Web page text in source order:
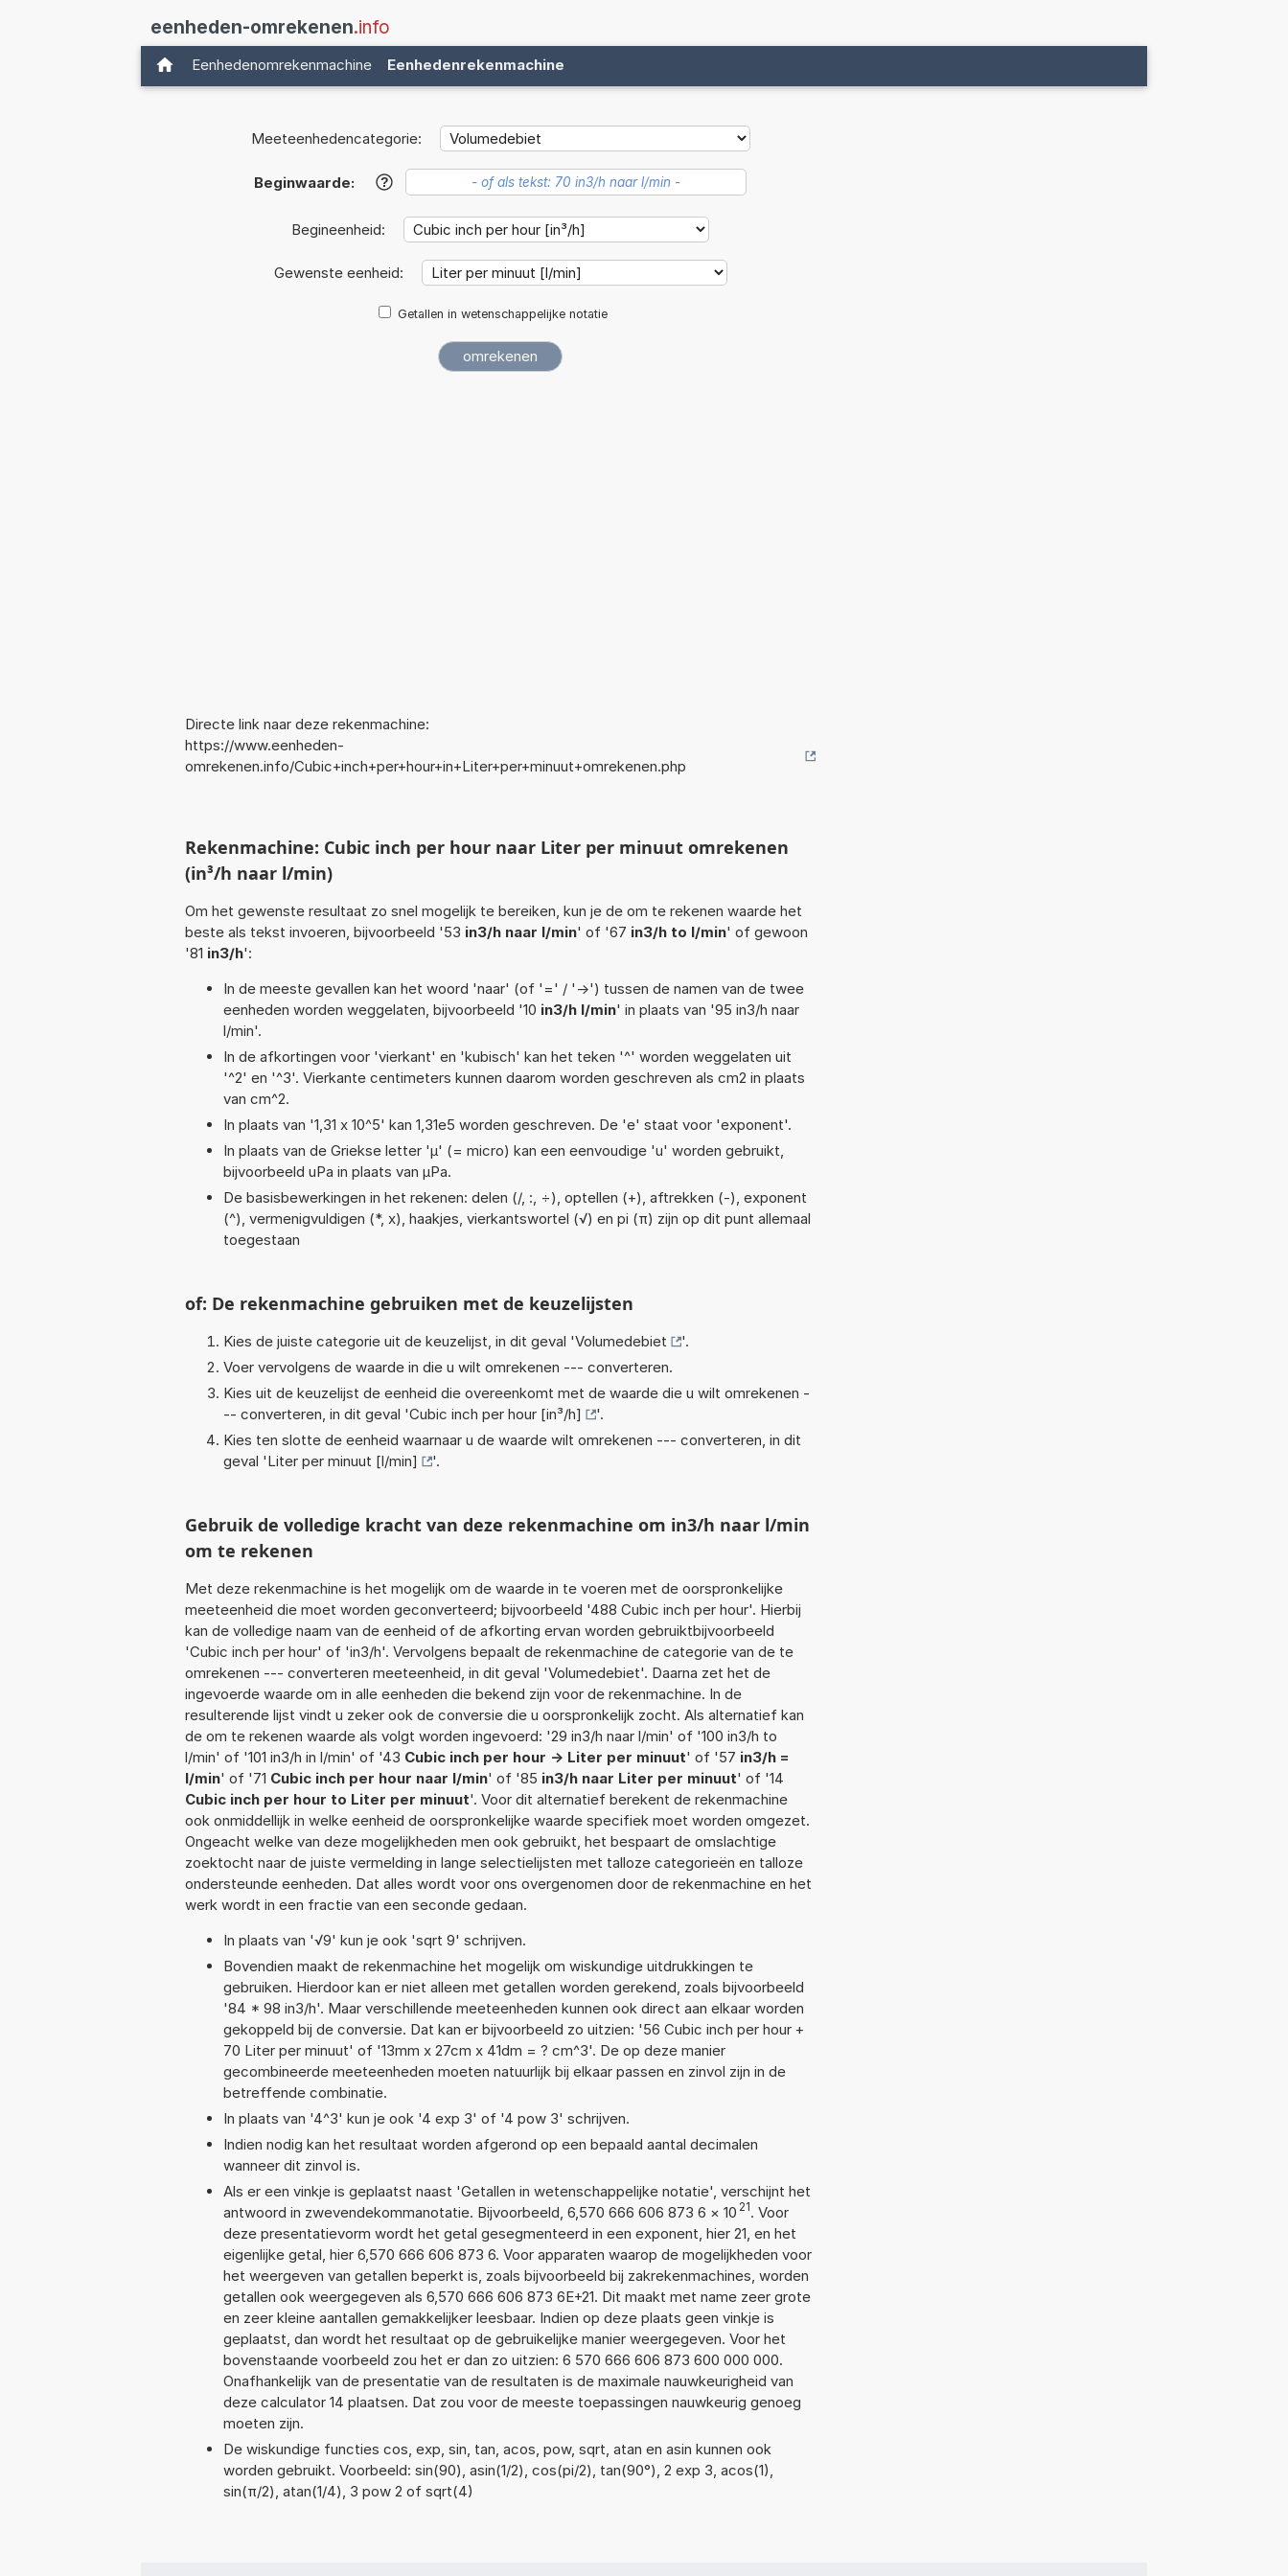
eenheden-omrekenen.info
Eenhedenomrekenmachine Eenhedenrekenmachine
Meeteenhedencategorie:
Beginwaarde: ?
Begineenheid:
Gewenste eenheid:
Getallen in wetenschappelijke notatie
Directe link naar deze rekenmachine:
https://www.eenheden-
omrekenen.info/Cubic+inch+per+hour+in+Liter+per+minuut+omrekenen.php
Rekenmachine: Cubic inch per hour naar Liter per minuut omrekenen
(in³/h naar l/min)
Om het gewenste resultaat zo snel mogelijk te bereiken, kun je de om te rekenen waarde het
beste als tekst invoeren, bijvoorbeeld '53 in3/h naar l/min' of '67 in3/h to l/min' of gewoon
'81 in3/h':
In de meeste gevallen kan het woord 'naar' (of '=' / '->') tussen de namen van de twee
eenheden worden weggelaten, bijvoorbeeld '10 in3/h l/min' in plaats van '95 in3/h naar
l/min'.
In de afkortingen voor 'vierkant' en 'kubisch' kan het teken '^' worden weggelaten uit
'^2' en '^3'. Vierkante centimeters kunnen daarom worden geschreven als cm2 in plaats
van cm^2.
In plaats van '1,31 x 10^5' kan 1,31e5 worden geschreven. De 'e' staat voor 'exponent'.
In plaats van de Griekse letter 'µ' (= micro) kan een eenvoudige 'u' worden gebruikt,
bijvoorbeeld uPa in plaats van µPa.
De basisbewerkingen in het rekenen: delen (/, :, ÷), optellen (+), aftrekken (-), exponent
(^), vermenigvuldigen (*, x), haakjes, vierkantswortel (√) en pi (π) zijn op dit punt allemaal
toegestaan
of: De rekenmachine gebruiken met de keuzelijsten
Kies de juiste categorie uit de keuzelijst, in dit geval 'Volumedebiet
'.
Voer vervolgens de waarde in die u wilt omrekenen --- converteren.
Kies uit de keuzelijst de eenheid die overeenkomt met de waarde die u wilt omrekenen -
-- converteren, in dit geval 'Cubic inch per hour [in³/h]
'.
Kies ten slotte de eenheid waarnaar u de waarde wilt omrekenen --- converteren, in dit
geval 'Liter per minuut [l/min] '.
Gebruik de volledige kracht van deze rekenmachine om in3/h naar l/min
om te rekenen
Met deze rekenmachine is het mogelijk om de waarde in te voeren met de oorspronkelijke
meeteenheid die moet worden geconverteerd; bijvoorbeeld '488 Cubic inch per hour'. Hierbij
kan de volledige naam van de eenheid of de afkorting ervan worden gebruiktbijvoorbeeld
'Cubic inch per hour' of 'in3/h'. Vervolgens bepaalt de rekenmachine de categorie van de te
omrekenen --- converteren meeteenheid, in dit geval 'Volumedebiet'. Daarna zet het de
ingevoerde waarde om in alle eenheden die bekend zijn voor de rekenmachine. In de
resulterende lijst vindt u zeker ook de conversie die u oorspronkelijk zocht. Als alternatief kan
de om te rekenen waarde als volgt worden ingevoerd: '29 in3/h naar l/min' of '100 in3/h to
l/min' of '101 in3/h in l/min' of '43 Cubic inch per hour -> Liter per minuut' of '57 in3/h =
l/min' of '71 Cubic inch per hour naar l/min' of '85 in3/h naar Liter per minuut' of '14
Cubic inch per hour to Liter per minuut'. Voor dit alternatief berekent de rekenmachine
ook onmiddellijk in welke eenheid de oorspronkelijke waarde specifiek moet worden omgezet.
Ongeacht welke van deze mogelijkheden men ook gebruikt, het bespaart de omslachtige
zoektocht naar de juiste vermelding in lange selectielijsten met talloze categorieën en talloze
ondersteunde eenheden. Dat alles wordt voor ons overgenomen door de rekenmachine en het
werk wordt in een fractie van een seconde gedaan.
In plaats van '√9' kun je ook 'sqrt 9' schrijven.
Bovendien maakt de rekenmachine het mogelijk om wiskundige uitdrukkingen te
gebruiken. Hierdoor kan er niet alleen met getallen worden gerekend, zoals bijvoorbeeld
'84 * 98 in3/h'. Maar verschillende meeteenheden kunnen ook direct aan elkaar worden
gekoppeld bij de conversie. Dat kan er bijvoorbeeld zo uitzien: '56 Cubic inch per hour +
70 Liter per minuut' of '13mm x 27cm x 41dm = ? cm^3'. De op deze manier
gecombineerde meeteenheden moeten natuurlijk bij elkaar passen en zinvol zijn in de
betreffende combinatie.
In plaats van '4^3' kun je ook '4 exp 3' of '4 pow 3' schrijven.
Indien nodig kan het resultaat worden afgerond op een bepaald aantal decimalen
wanneer dit zinvol is.
Als er een vinkje is geplaatst naast 'Getallen in wetenschappelijke notatie', verschijnt het
antwoord in zwevendekommanotatie. Bijvoorbeeld, 6,570 666 606 873 6 × 10 21. Voor
deze presentatievorm wordt het getal gesegmenteerd in een exponent, hier 21, en het
eigenlijke getal, hier 6,570 666 606 873 6. Voor apparaten waarop de mogelijkheden voor
het weergeven van getallen beperkt is, zoals bijvoorbeeld bij zakrekenmachines, worden
getallen ook weergegeven als 6,570 666 606 873 6E+21. Dit maakt met name zeer grote
en zeer kleine aantallen gemakkelijker leesbaar. Indien op deze plaats geen vinkje is
geplaatst, dan wordt het resultaat op de gebruikelijke manier weergegeven. Voor het
bovenstaande voorbeeld zou het er dan zo uitzien: 6 570 666 606 873 600 000 000.
Onafhankelijk van de presentatie van de resultaten is de maximale nauwkeurigheid van
deze calculator 14 plaatsen. Dat zou voor de meeste toepassingen nauwkeurig genoeg
moeten zijn.
De wiskundige functies cos, exp, sin, tan, acos, pow, sqrt, atan en asin kunnen ook
worden gebruikt. Voorbeeld: sin(90), asin(1/2), cos(pi/2), tan(90°), 2 exp 3, acos(1),
sin(π/2), atan(1/4), 3 pow 2 of sqrt(4)